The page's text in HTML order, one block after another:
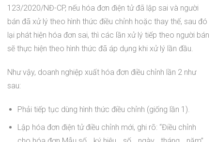
123/2020/NĐ-CP, nếu hóa đơn điện tử đã lập sai và người
bán đã xử lý theo hình thức điều chỉnh hoặc thay thế, sau đó
lại phát hiện hóa đơn sai, thì các lần xử lý tiếp theo người bán
sẽ thực hiện theo hình thức đã áp dụng khi xử lý lần đầu.
Như vậy, doanh nghiệp xuất hóa đơn điều chỉnh lần 2 như
sau:
Phải tiếp tục dùng hình thức điều chỉnh (giống lần 1).
Lập hóa đơn điện tử điều chỉnh mới, ghi rõ: “Điều chỉnh